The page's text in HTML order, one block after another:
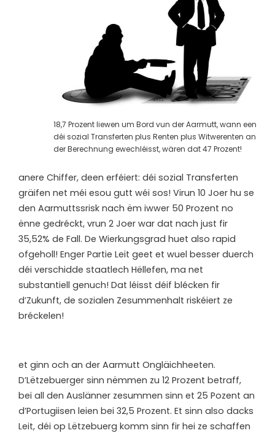
18,7 Prozent liewen um Bord vun der Aarmutt, wann een
déi sozial Transferten plus Renten plus Witwerenten an
der Berechnung ewechléisst, wären dat 47 Prozent!
anere Chiffer, deen erféiert: déi sozial Transferten
gräifen net méi esou gutt wéi sos! Virun 10 Joer hu se
den Aarmuttssrisk nach ëm iwwer 50 Prozent no
ënne gedréckt, vrun 2 Joer war dat nach just fir
35,52% de Fall. De Wierkungsgrad huet also rapid
ofgeholl! Enger Partie Leit geet et wuel besser duerch
déi verschidde staatlech Hëllefen, ma net
substantiell genuch! Dat léisst déif blécken fir
d’Zukunft, de sozialen Zesummenhalt riskéiert ze
bréckelen!
et ginn och an der Aarmutt Ongläichheeten.
D’Lëtzebuerger sinn nëmmen zu 12 Prozent betraff,
bei all den Auslänner zesummen sinn et 25 Pozent an
d’Portugiisen leien bei 32,5 Prozent. Et sinn also dacks
Leit, déi op Lëtzebuerg komm sinn fir hei ze schaffen